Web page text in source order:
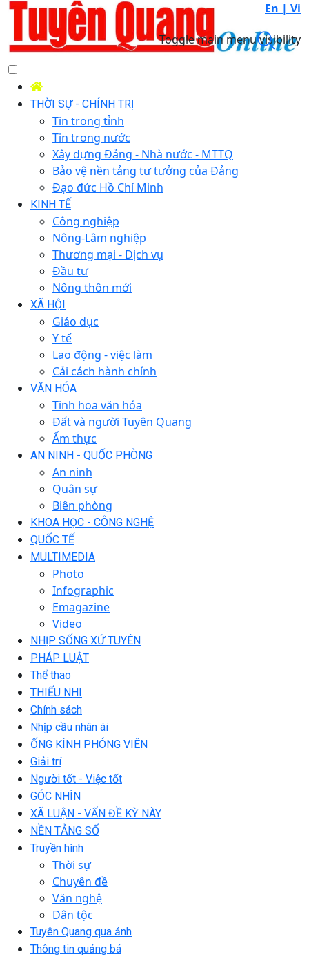
En | Vi
Toggle main menu visibility
THỜI SỰ - CHÍNH TRỊ
Tin trong tỉnh
Tin trong nước
Xây dựng Đảng - Nhà nước - MTTQ
Bảo vệ nền tảng tư tưởng của Đảng
Đạo đức Hồ Chí Minh
KINH TẾ
Công nghiệp
Nông-Lâm nghiệp
Thương mại - Dịch vụ
Đầu tư
Nông thôn mới
XÃ HỘI
Giáo dục
Y tế
Lao động - việc làm
Cải cách hành chính
VĂN HÓA
Tinh hoa văn hóa
Đất và người Tuyên Quang
Ẩm thực
AN NINH - QUỐC PHÒNG
An ninh
Quân sự
Biên phòng
KHOA HỌC - CÔNG NGHỆ
QUỐC TẾ
MULTIMEDIA
Photo
Infographic
Emagazine
Video
NHỊP SỐNG XỨ TUYÊN
PHÁP LUẬT
Thể thao
THIẾU NHI
Chính sách
Nhịp cầu nhân ái
ỐNG KÍNH PHÓNG VIÊN
Giải trí
Người tốt - Việc tốt
GÓC NHÌN
XÃ LUẬN - VẤN ĐỀ KỲ NÀY
NỀN TẢNG SỐ
Truyền hình
Thời sự
Chuyên đề
Văn nghệ
Dân tộc
Tuyên Quang qua ảnh
Thông tin quảng bá